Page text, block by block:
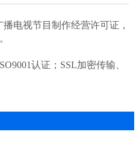
电视节目制作经营许可证，
认证；SSL加密传输、